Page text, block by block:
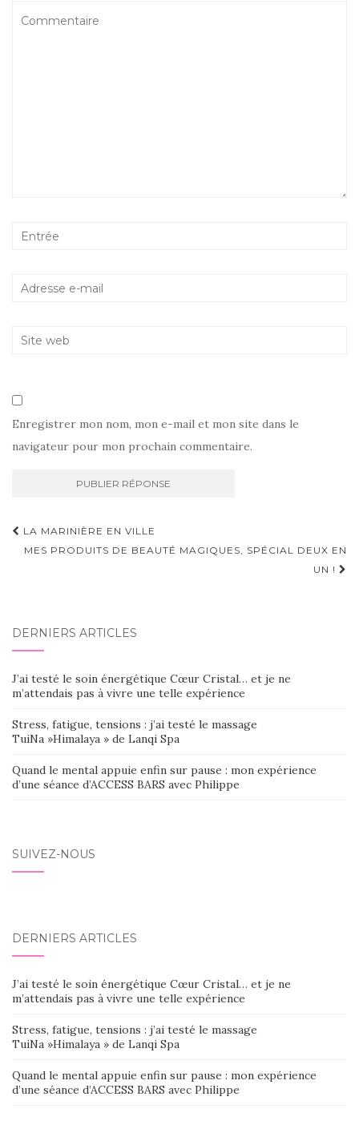
Enregistrer mon nom, mon e-mail et mon site dans le
navigateur pour mon prochain commentaire.
Navigation
d'article
LA MARINIÈRE EN VILLE
MES PRODUITS DE BEAUTÉ MAGIQUES, SPÉCIAL DEUX EN
UN !
DERNIERS ARTICLES
J’ai testé le soin énergétique Cœur Cristal… et je ne
m’attendais pas à vivre une telle expérience
Stress, fatigue, tensions : j’ai testé le massage
TuiNa »Himalaya » de Lanqi Spa
Quand le mental appuie enfin sur pause : mon expérience
d’une séance d’ACCESS BARS avec Philippe
SUIVEZ-NOUS
DERNIERS ARTICLES
J’ai testé le soin énergétique Cœur Cristal… et je ne
m’attendais pas à vivre une telle expérience
Stress, fatigue, tensions : j’ai testé le massage
TuiNa »Himalaya » de Lanqi Spa
Quand le mental appuie enfin sur pause : mon expérience
d’une séance d’ACCESS BARS avec Philippe